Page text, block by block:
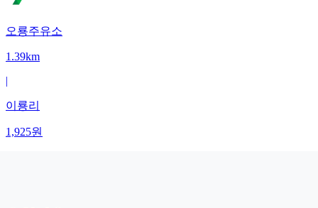
오룡주유소
1.39km
|
이룡리
1,925원